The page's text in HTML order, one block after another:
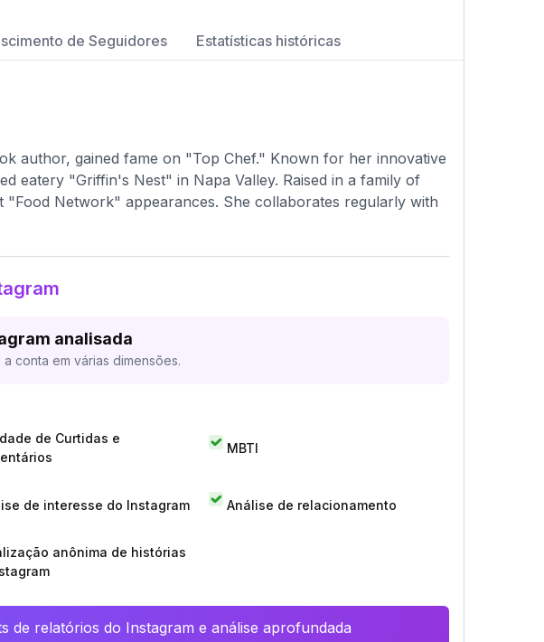
de Seguidores Estatísticas históricas
author, gained fame on "Top Chef." Known for her innovative
eatery "Griffin's Nest" in Napa Valley. Raised in a family of
Network" appearances. She collaborates regularly with
analisada
conta em várias dimensões.
de Curtidas e
MBTI
de interesse do Instagram Análise de relacionamento
anônima de histórias
de relatórios do Instagram e análise aprofundada